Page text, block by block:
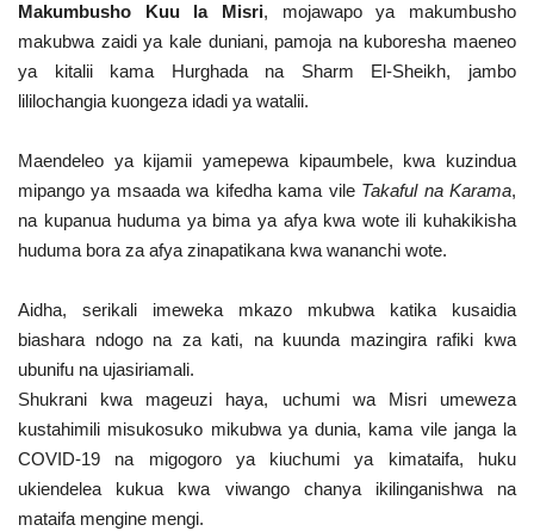
Makumbusho Kuu la Misri, mojawapo ya makumbusho
makubwa zaidi ya kale duniani, pamoja na kuboresha maeneo
ya kitalii kama Hurghada na Sharm El-Sheikh, jambo
lililochangia kuongeza idadi ya watalii.
Maendeleo ya kijamii yamepewa kipaumbele, kwa kuzindua
mipango ya msaada wa kifedha kama vile Takaful na Karama,
na kupanua huduma ya bima ya afya kwa wote ili kuhakikisha
huduma bora za afya zinapatikana kwa wananchi wote.
Aidha, serikali imeweka mkazo mkubwa katika kusaidia
biashara ndogo na za kati, na kuunda mazingira rafiki kwa
ubunifu na ujasiriamali.
Shukrani kwa mageuzi haya, uchumi wa Misri umeweza
kustahimili misukosuko mikubwa ya dunia, kama vile janga la
COVID-19 na migogoro ya kiuchumi ya kimataifa, huku
ukiendelea kukua kwa viwango chanya ikilinganishwa na
mataifa mengine mengi.